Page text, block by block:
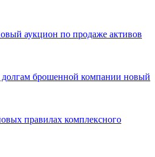
аукцион по продаже активов
брошенной компании новый
правилах комплексного